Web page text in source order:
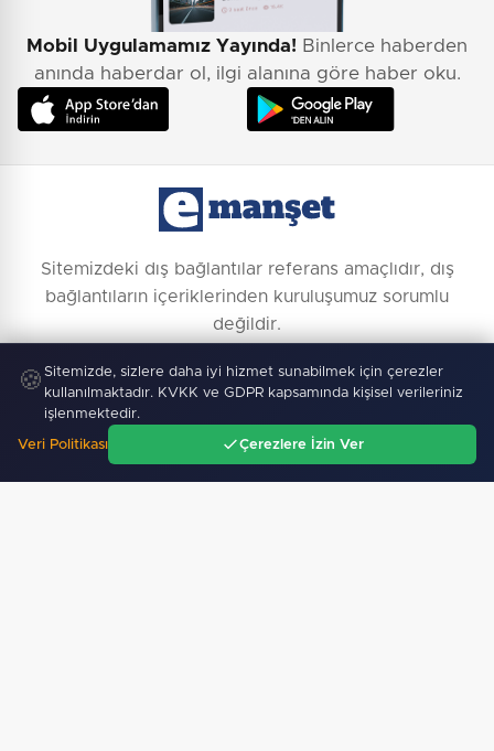
Mobil Uygulamamız Yayında! Binlerce haberden
anında haberdar ol, ilgi alanına göre haber oku.
Sitemizdeki dış bağlantılar referans amaçlıdır, dış
bağlantıların içeriklerinden kuruluşumuz sorumlu
değildir.
Künye Bilgileri
🍪 Sitemizde, sizlere daha iyi hizmet sunabilmek için çerezler
kullanılmaktadır. KVKK ve GDPR kapsamında kişisel verileriniz
işlenmektedir.
Veri Politikası Çerezlere İzin Ver
Gündem Ara Menü